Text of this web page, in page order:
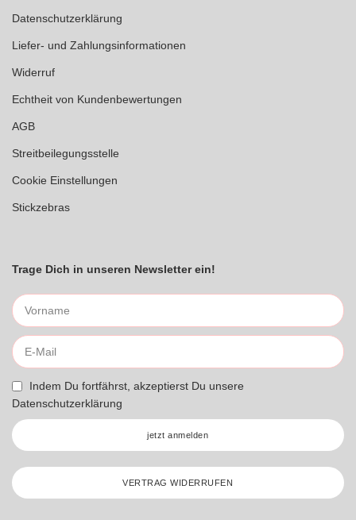
Datenschutzerklärung
Liefer- und Zahlungsinformationen
Widerruf
Echtheit von Kundenbewertungen
AGB
Streitbeilegungsstelle
Cookie Einstellungen
Stickzebras
Trage Dich in unseren Newsletter ein!
Indem Du fortfährst, akzeptierst Du unsere
Datenschutzerklärung
jetzt anmelden
VERTRAG WIDERRUFEN